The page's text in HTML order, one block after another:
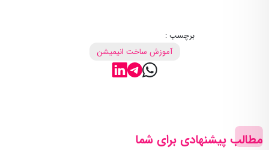
برچسب :
آموزش ساخت انیمیشن
مطالب پیشنهادی برای شما